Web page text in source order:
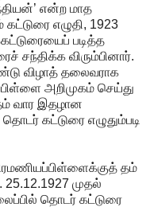
என்ற மாத
எழுதி, 1923
படித்த
சந்திக்க விரும்பினார்.
விழாத் தலைவராக
அறிமுகம் செய்து
வார இதழான
கட்டுரை எழுதும்படி
தம்
முதல்
தொடர் கட்டுரை